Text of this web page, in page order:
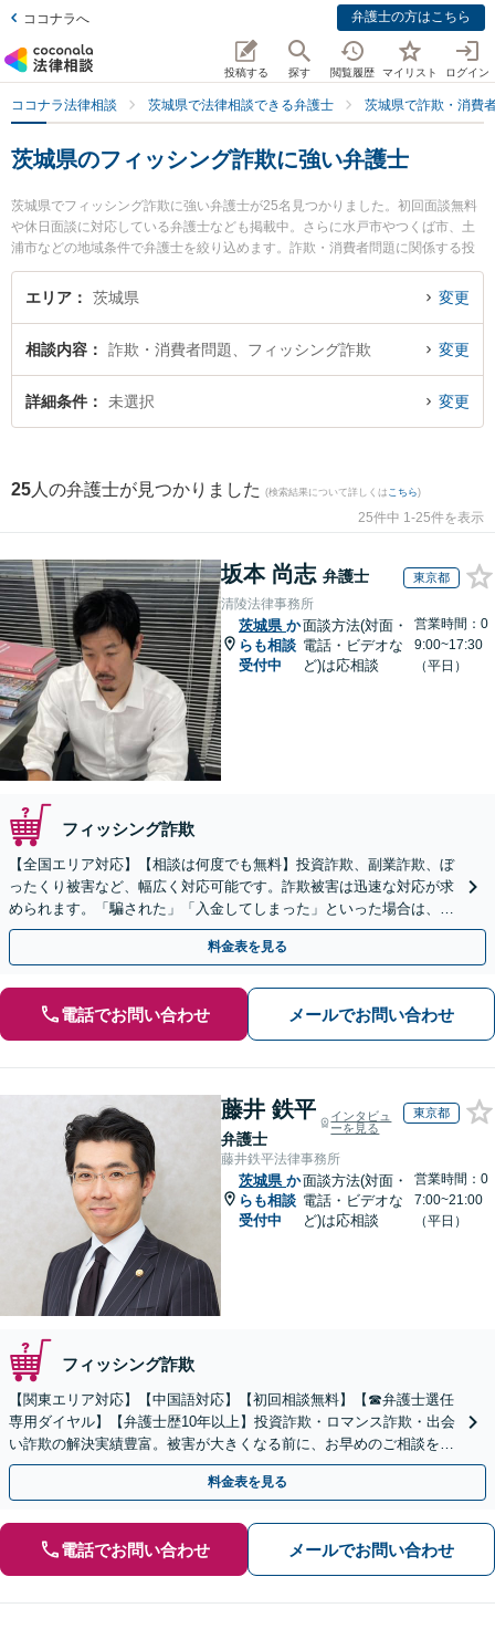
ココナラへ 弁護士の方はこちら
投稿する 探す 閲覧履歴 マイリスト ログイン
ココナラ法律相談 茨城県で法律相談できる弁護士 茨城県で詐欺・消費
茨城県のフィッシング詐欺に強い弁護士
茨城県でフィッシング詐欺に強い弁護士が25名見つかりました。初回面談無料
や休日面談に対応している弁護士なども掲載中。さらに水戸市やつくば市、土
浦市などの地域条件で弁護士を絞り込めます。詐欺・消費者問題に関係する投
資詐欺や副業詐欺、FX詐欺等の細かな分野での絞り込み検索もでき便利です。
特にベリーベスト法律事務所 水戸オフィスの出縄 絢弁護士や弁護士法人片岡総
す。『茨城県で土日や夜間に発生したフィッシング詐欺のトラブルを今すぐに
弁護士に相談したい』『フィッシング詐欺のトラブル解決の実績豊富な近くの
弁護士を検索したい』『初回相談無料でフィッシング詐欺を法律相談できる茨
エリア 茨城県 変更
相談内容 詐欺・消費者問題、フィッシング詐欺 変更
詳細条件 未選択 変更
25 人の弁護士が見つかりました (検索結果について詳しくは こちら)
25件中 1-25件を表示
坂本 尚志 弁護士 東京都
清陵法律事務所
茨城県 か
らも相談
受付中
面談方法(対面・
電話・ビデオな
ど)は応相談
営業時間：0
9:00~17:30
（平日）
フィッシング詐欺
【全国エリア対応】【相談は何度でも無料】投資詐欺、副業詐欺、ぼ
ったくり被害など、幅広く対応可能です。詐欺被害は迅速な対応が求
められます。「騙された」「入金してしまった」といった場合は、お
早めにご相談ください。【電話・メール・WEB相談可】
料金表を見る
電話でお問い合わせ メールでお問い合わせ
藤井 鉄平
弁護士
インタビュ
ーを見る
東京都
藤井鉄平法律事務所
茨城県 か
らも相談
受付中
面談方法(対面・
電話・ビデオな
ど)は応相談
営業時間：0
7:00~21:00
（平日）
フィッシング詐欺
【関東エリア対応】【中国語対応】【初回相談無料】【☎︎弁護士選任
専用ダイヤル】【弁護士歴10年以上】投資詐欺・ロマンス詐欺・出会
い詐欺の解決実績豊富。被害が大きくなる前に、お早めのご相談を。
セカンドオピニオン・オンラインの対応も可能
料金表を見る
電話でお問い合わせ メールでお問い合わせ